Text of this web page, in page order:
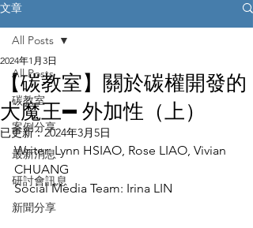
文章
All Posts
碳教室
案例分享
最新消息
研討會訊息
新聞分享
All Posts
【碳教室】關於碳權開發的
大魔王—外加性（上）
2024年1月3日
已更新：2024年3月5日
Writer: Lynn HSIAO, Rose LIAO, Vivian
CHUANG
Social Media Team: Irina LIN